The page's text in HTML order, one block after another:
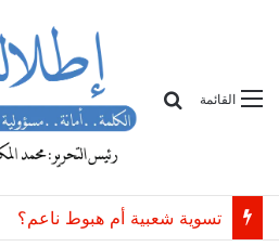
القائمة